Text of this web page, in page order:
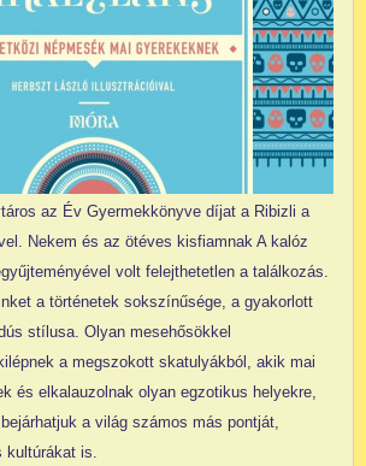
az Év Gyermekkönyve díjat a Ribizli a
Nekem és az ötéves kisfiamnak A kalóz
volt felejthetetlen a találkozás.
a történetek sokszínűsége, a gyakorlott
stílusa. Olyan mesehősökkel
a megszokott skatulyákból, akik mai
és elkalauzolnak olyan egzotikus helyekre,
a világ számos más pontját,
kultúrákat is.